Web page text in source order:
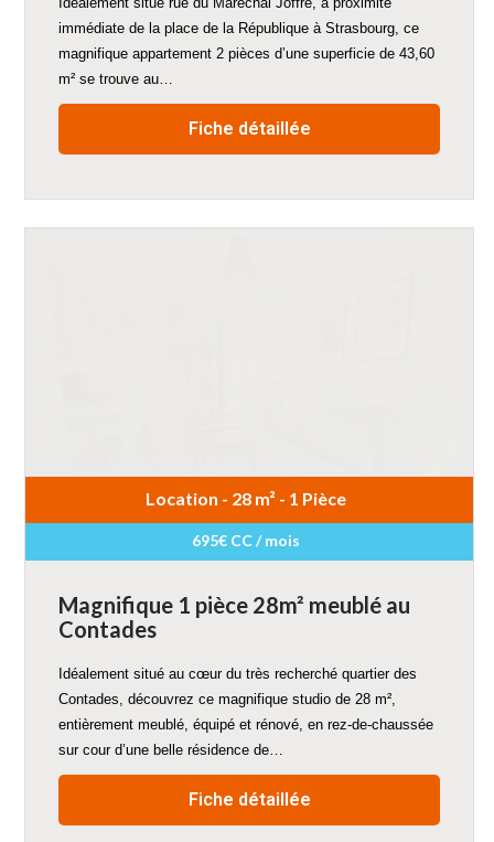
immédiate de la place de la République à Strasbourg, ce
magnifique appartement 2 pièces d’une superficie de 43,60
m² se trouve au…
Fiche détaillée
Location - 28 m² - 1 Pièce
695€ CC / mois
Magnifique 1 pièce 28m² meublé au
Contades
Idéalement situé au cœur du très recherché quartier des
Contades, découvrez ce magnifique studio de 28 m²,
entièrement meublé, équipé et rénové, en rez-de-chaussée
sur cour d’une belle résidence de…
Fiche détaillée